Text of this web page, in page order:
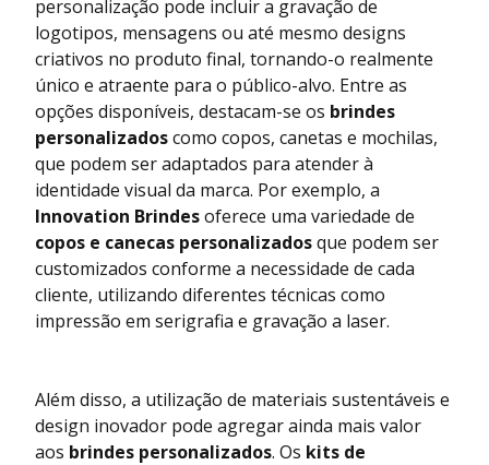
personalização pode incluir a gravação de
logotipos, mensagens ou até mesmo designs
criativos no produto final, tornando-o realmente
único e atraente para o público-alvo. Entre as
opções disponíveis, destacam-se os brindes
personalizadoscomo copos, canetas e mochilas,
que podem ser adaptados para atender à
identidade visual da marca. Por exemplo, a
Innovation Brindesoferece uma variedade de
copos e canecas personalizadosque podem ser
customizados conforme a necessidade de cada
cliente, utilizando diferentes técnicas como
impressão em serigrafia e gravação a laser.
Além disso, a utilização de materiais sustentáveis e
design inovador pode agregar ainda mais valor
aos brindes personalizados. Os kits de